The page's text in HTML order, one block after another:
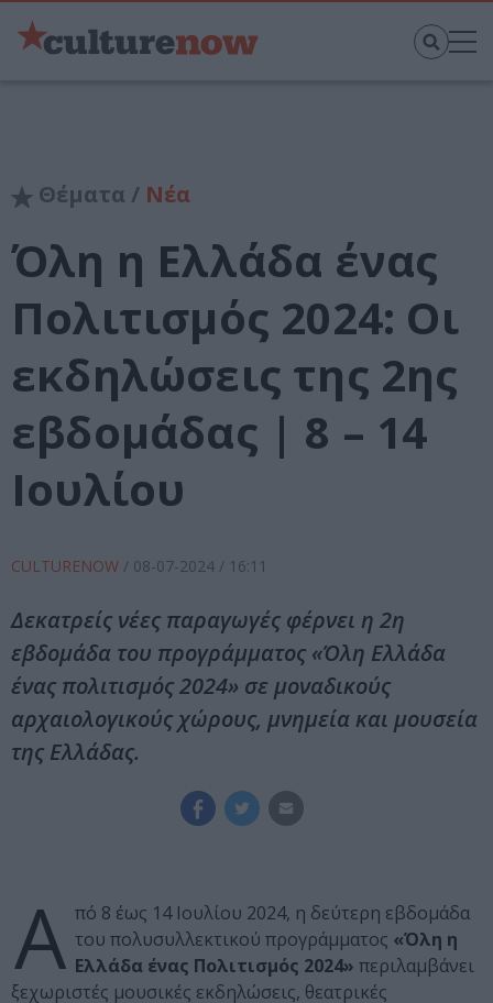
Θέματα / Νέα
Όλη η Ελλάδα ένας
Πολιτισμός 2024: Οι
εκδηλώσεις της 2ης
εβδομάδας | 8 – 14
Ιουλίου
CULTURENOW / 08-07-2024 / 16:11
Δεκατρείς νέες παραγωγές φέρνει η 2η
εβδομάδα του προγράμματος «Όλη Ελλάδα
ένας πολιτισμός 2024» σε μοναδικούς
αρχαιολογικούς χώρους, μνημεία και μουσεία
της Ελλάδας.
Α πό 8 έως 14 Ιουλίου 2024, η δεύτερη εβδομάδα
του πολυσυλλεκτικού προγράμματος «Όλη η
Ελλάδα ένας Πολιτισμός 2024» περιλαμβάνει
ξεχωριστές μουσικές εκδηλώσεις, θεατρικές